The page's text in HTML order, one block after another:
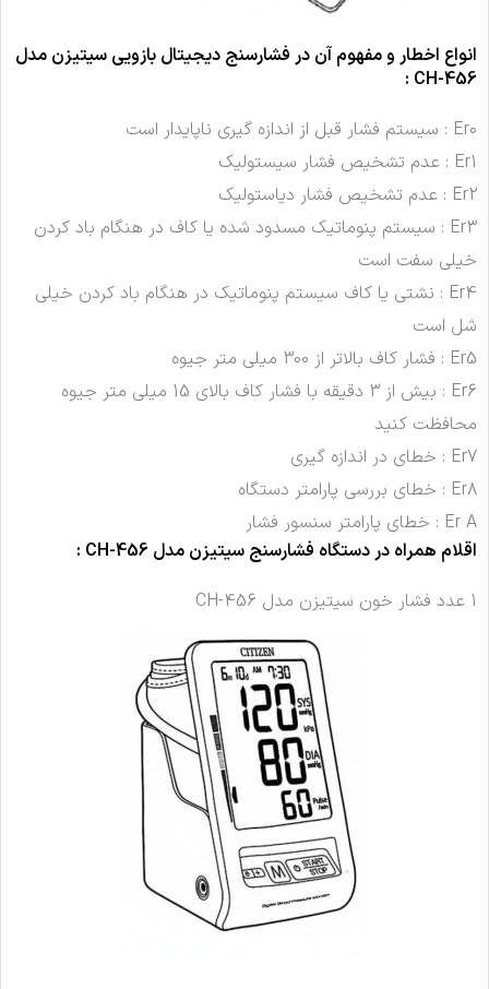
انواع اخطار و مفهوم آن در فشارسنج دیجیتال بازویی سیتیزن مدل
CH-456
:
Er0 : سیستم فشار قبل از اندازه گیری ناپایدار است
Er1 : عدم تشخیص فشار سیستولیک
Er2 : عدم تشخیص فشار دیاستولیک
Er3 : سیستم پنوماتیک مسدود شده یا کاف در هنگام باد کردن
خیلی سفت است
Er4 : نشتی یا کاف سیستم پنوماتیک در هنگام باد کردن خیلی
شل است
Er5 : فشار کاف بالاتر از 300 میلی متر جیوه
Er6 : بیش از 3 دقیقه با فشار کاف بالای 15 میلی متر جیوه
محافظت کنید
Er7 : خطای در اندازه گیری
Er8 : خطای بررسی پارامتر دستگاه
Er A : خطای پارامتر سنسور فشار
اقلام همراه در دستگاه فشارسنج سیتیزن مدل CH-456
:
1 عدد فشار خون سیتیزن مدل CH-456